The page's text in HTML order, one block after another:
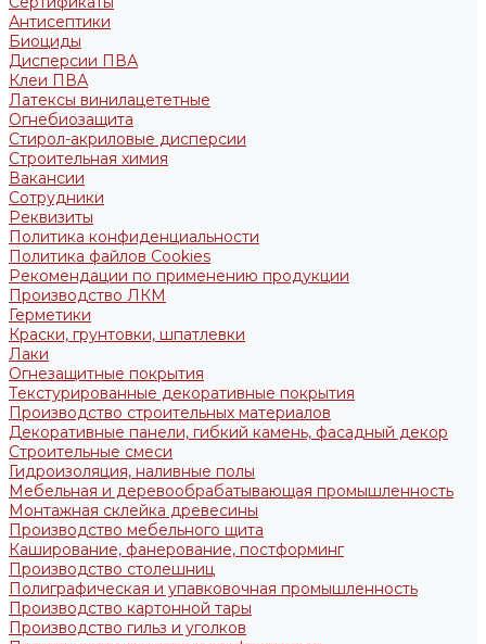
Антисептики
Биоциды
Дисперсии ПВА
Клеи ПВА
Латексы винилацететные
Огнебиозащита
Стирол-акриловые дисперсии
Строительная химия
Вакансии
Сотрудники
Реквизиты
Политика конфиденциальности
Политика файлов Cookies
Рекомендации по применению продукции
Производство ЛКМ
Герметики
Краски, грунтовки, шпатлевки
Лаки
Огнезащитные покрытия
Текстурированные декоративные покрытия
Производство строительных материалов
Декоративные панели, гибкий камень, фасадный декор
Строительные смеси
Гидроизоляция, наливные полы
Мебельная и деревообрабатывающая промышленность
Монтажная склейка древесины
Производство мебельного щита
Каширование, фанерование, постформинг
Производство столешниц
Полиграфическая и упавковочная промышленность
Производство картонной тары
Производство гильз и уголков